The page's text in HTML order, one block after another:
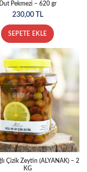
Dut Pekmezi – 620 gr
230,00 TL
SEPETE EKLE
Çizik Zeytin (ALYANAK) – 2
KG